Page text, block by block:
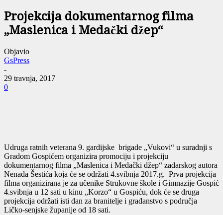
Projekcija dokumentarnog filma
„Maslenica i Medački džep“
Objavio
GsPress
-
29 travnja, 2017
0
Udruga ratnih veterana 9. gardijske brigade „Vukovi“ u suradnji s
Gradom Gospićem organizira promociju i projekciju
dokumentarnog filma „Maslenica i Medački džep“ zadarskog autora
Nenada Šestića koja će se održati 4.svibnja 2017.g. Prva projekcija
filma organizirana je za učenike Strukovne škole i Gimnazije Gospić
4.svibnja u 12 sati u kinu „Korzo“ u Gospiću, dok će se druga
projekcija održati isti dan za branitelje i građanstvo s područja
Ličko-senjske županije od 18 sati.